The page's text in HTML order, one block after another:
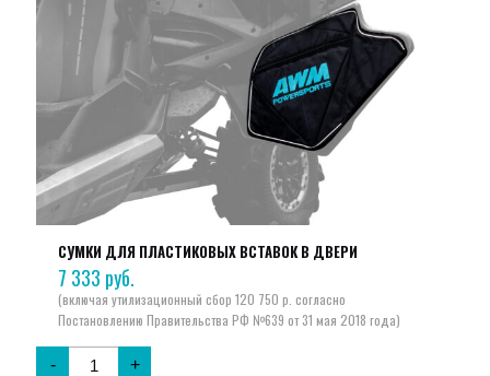
СУМКИ ДЛЯ ПЛАСТИКОВЫХ ВСТАВОК В ДВЕРИ
7 333 руб.
- +